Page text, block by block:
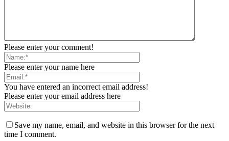
Please enter your comment!
Please enter your name here
You have entered an incorrect email address!
Please enter your email address here
Save my name, email, and website in this browser for the next
time I comment.